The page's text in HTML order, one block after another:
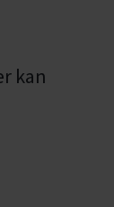
kan